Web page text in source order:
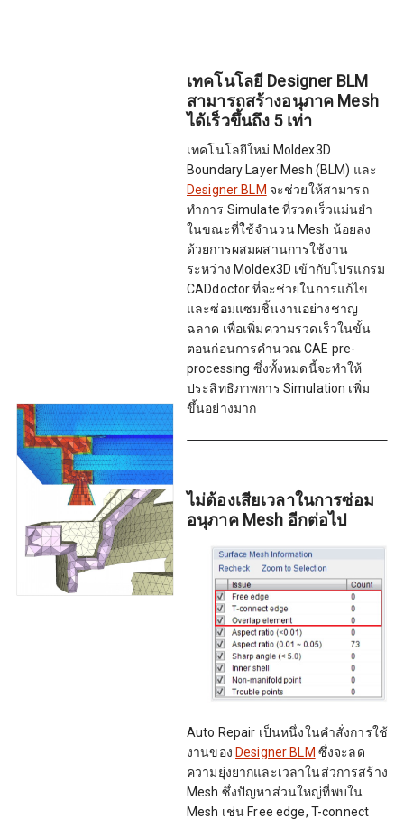
เทคโนโลยี Designer BLM
สามารถสร้างอนุภาค Mesh
ได้เร็วขึ้นถึง 5 เท่า
เทคโนโลยีใหม่ Moldex3D
Boundary Layer Mesh (BLM) และ
Designer BLM จะช่วยให้สามารถ
ทำการ Simulate ที่รวดเร็วแม่นยำ
ในขณะที่ใช้จำนวน Mesh น้อยลง
ด้วยการผสมผสานการใช้งาน
ระหว่าง Moldex3D เข้ากับโปรแกรม
CADdoctor ที่จะช่วยในการแก้ไข
และซ่อมแซมชิ้นงานอย่างชาญ
ฉลาด เพื่อเพิ่มความรวดเร็วในขั้น
ตอนก่อนการคำนวณ CAE pre-
processing ซึ่งทั้งหมดนี้จะทำให้
ประสิทธิภาพการ Simulation เพิ่ม
ขึ้นอย่างมาก
ไม่ต้องเสียเวลาในการซ่อม
อนุภาค Mesh อีกต่อไป
Auto Repair เป็นหนึ่งในคำสั่งการใช้
งานของ Designer BLM ซึ่งจะลด
ความยุ่งยากและเวลาในส่วการสร้าง
Mesh ซึ่งปัญหาส่วนใหญ่ที่พบใน
Mesh เช่น Free edge, T-connect